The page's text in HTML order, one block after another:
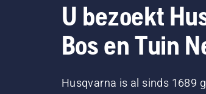
U bezoekt
Bos en Tuin
Husqvarna is al sinds 1689